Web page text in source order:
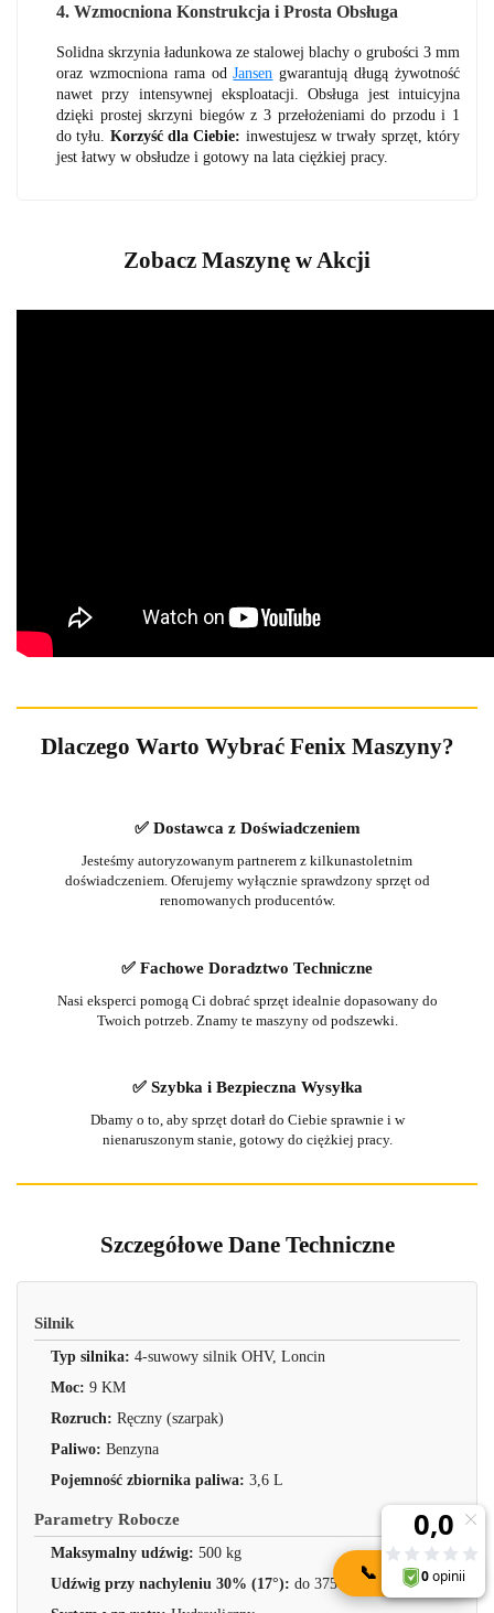
📞 KONTAKT
4. Wzmocniona Konstrukcja i Prosta Obsługa
Solidna skrzynia ładunkowa ze stalowej blachy o grubości 3 mm
oraz wzmocniona rama odJansen gwarantują długą żywotność
nawet przy intensywnej eksploatacji. Obsługa jest intuicyjna
dzięki prostej skrzyni biegów z 3 przełożeniami do przodu i 1
do tyłu. Korzyść dla Ciebie: inwestujesz w trwały sprzęt, który
jest łatwy w obsłudze i gotowy na lata ciężkiej pracy.
Zobacz Maszynę w Akcji
Dlaczego Warto Wybrać Fenix Maszyny?
✅ Dostawca z Doświadczeniem
Jesteśmy autoryzowanym partnerem z kilkunastoletnim
doświadczeniem. Oferujemy wyłącznie sprawdzony sprzęt od
renomowanych producentów.
✅ Fachowe Doradztwo Techniczne
Nasi eksperci pomogą Ci dobrać sprzęt idealnie dopasowany do
Twoich potrzeb. Znamy te maszyny od podszewki.
✅ Szybka i Bezpieczna Wysyłka
Dbamy o to, aby sprzęt dotarł do Ciebie sprawnie i w
nienaruszonym stanie, gotowy do ciężkiej pracy.
Szczegółowe Dane Techniczne
Silnik
Typ silnika: 4-suwowy silnik OHV, Loncin
Moc: 9 KM
Rozruch: Ręczny (szarpak)
Paliwo: Benzyna
Pojemność zbiornika paliwa: 3,6 L
Parametry Robocze
Maksymalny udźwig: 500 kg
Udźwig przy nachyleniu 30% (17°): do 375 kg